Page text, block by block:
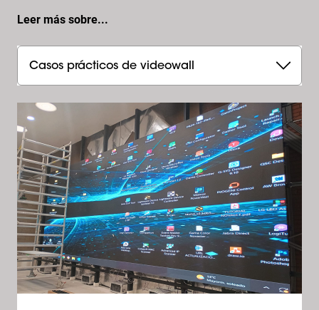
Leer más sobre...
Casos prácticos de videowall